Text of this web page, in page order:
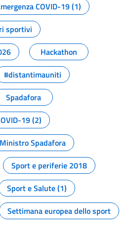
COVID-19 (1)
sportivi
Hackathon
#distantimauniti
Spadafora
19 (2)
Ministro Spadafora
Sport e periferie 2018
Sport e Salute (1)
Settimana europea dello sport